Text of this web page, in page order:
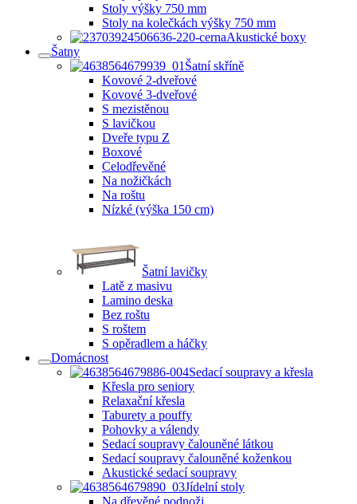
Stoly výšky 750 mm
Stoly na kolečkách výšky 750 mm
Akustické boxy
Šatny
Šatní skříně
Kovové 2-dveřové
Kovové 3-dveřové
S mezistěnou
S lavičkou
Dveře typu Z
Boxové
Celodřevěné
Na nožičkách
Na roštu
Nízké (výška 150 cm)
Šatní lavičky
Latě z masivu
Lamino deska
Bez roštu
S roštem
S opěradlem a háčky
Domácnost
Sedací soupravy a křesla
Křesla pro seniory
Relaxační křesla
Taburety a pouffy
Pohovky a válendy
Sedací soupravy čalouněné látkou
Sedací soupravy čalouněné koženkou
Akustické sedací soupravy
Jídelní stoly
Na dřevěné podnoži